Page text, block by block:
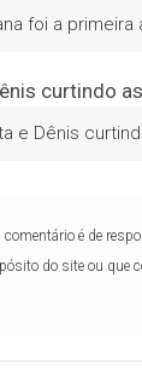
foi a
e Dênis
é de
do site ou que